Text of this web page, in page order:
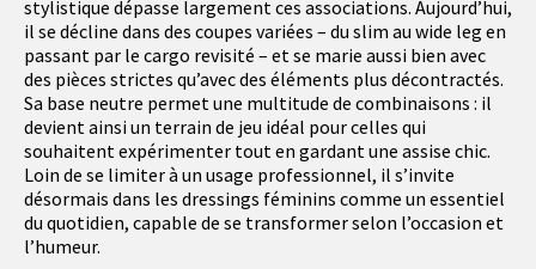
stylistique dépasse largement ces associations. Aujourd’hui,
il se décline dans des coupes variées – du slim au wide leg en
passant par le cargo revisité – et se marie aussi bien avec
des pièces strictes qu’avec des éléments plus décontractés.
Sa base neutre permet une multitude de combinaisons : il
devient ainsi un terrain de jeu idéal pour celles qui
souhaitent expérimenter tout en gardant une assise chic.
Loin de se limiter à un usage professionnel, il s’invite
désormais dans les dressings féminins comme un essentiel
du quotidien, capable de se transformer selon l’occasion et
l’humeur.